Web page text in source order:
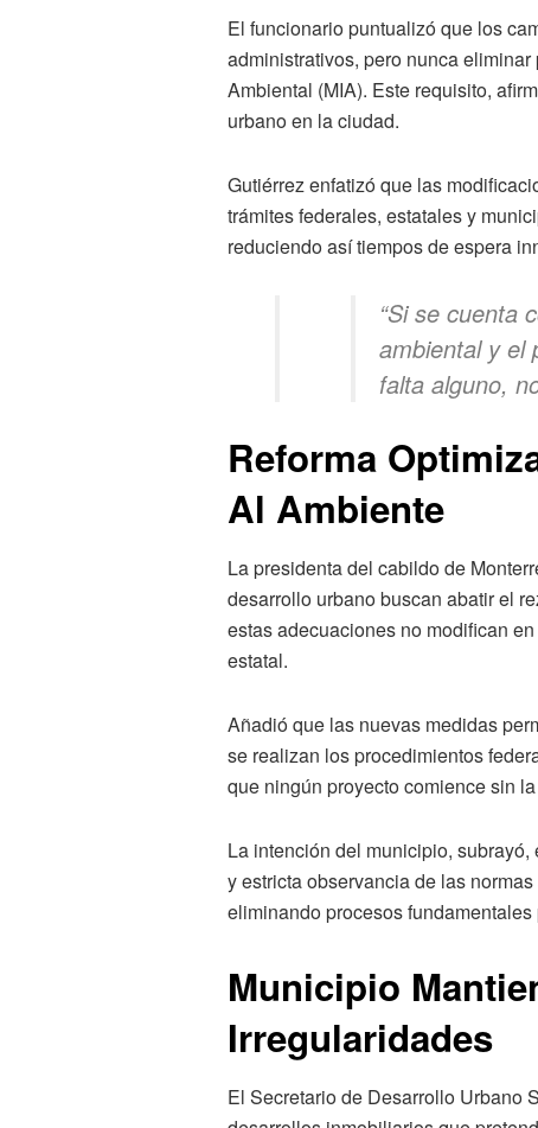
El funcionario puntualizó que los
administrativos, pero nunca
Ambiental (MIA). Este requisito,
urbano en la ciudad.
Gutiérrez enfatizó que las
trámites federales, estatales y
reduciendo así tiempos de espera
“Si se cuenta
ambiental y el
falta alguno,
Reforma
Al Ambiente
La presidenta del cabildo de
desarrollo urbano buscan abatir el
estas adecuaciones no modifican
estatal.
Añadió que las nuevas medidas
se realizan los procedimientos
que ningún proyecto comience sin
La intención del municipio,
y estricta observancia de las
eliminando procesos
Municipio
Irregularidades
El Secretario de Desarrollo Urbano